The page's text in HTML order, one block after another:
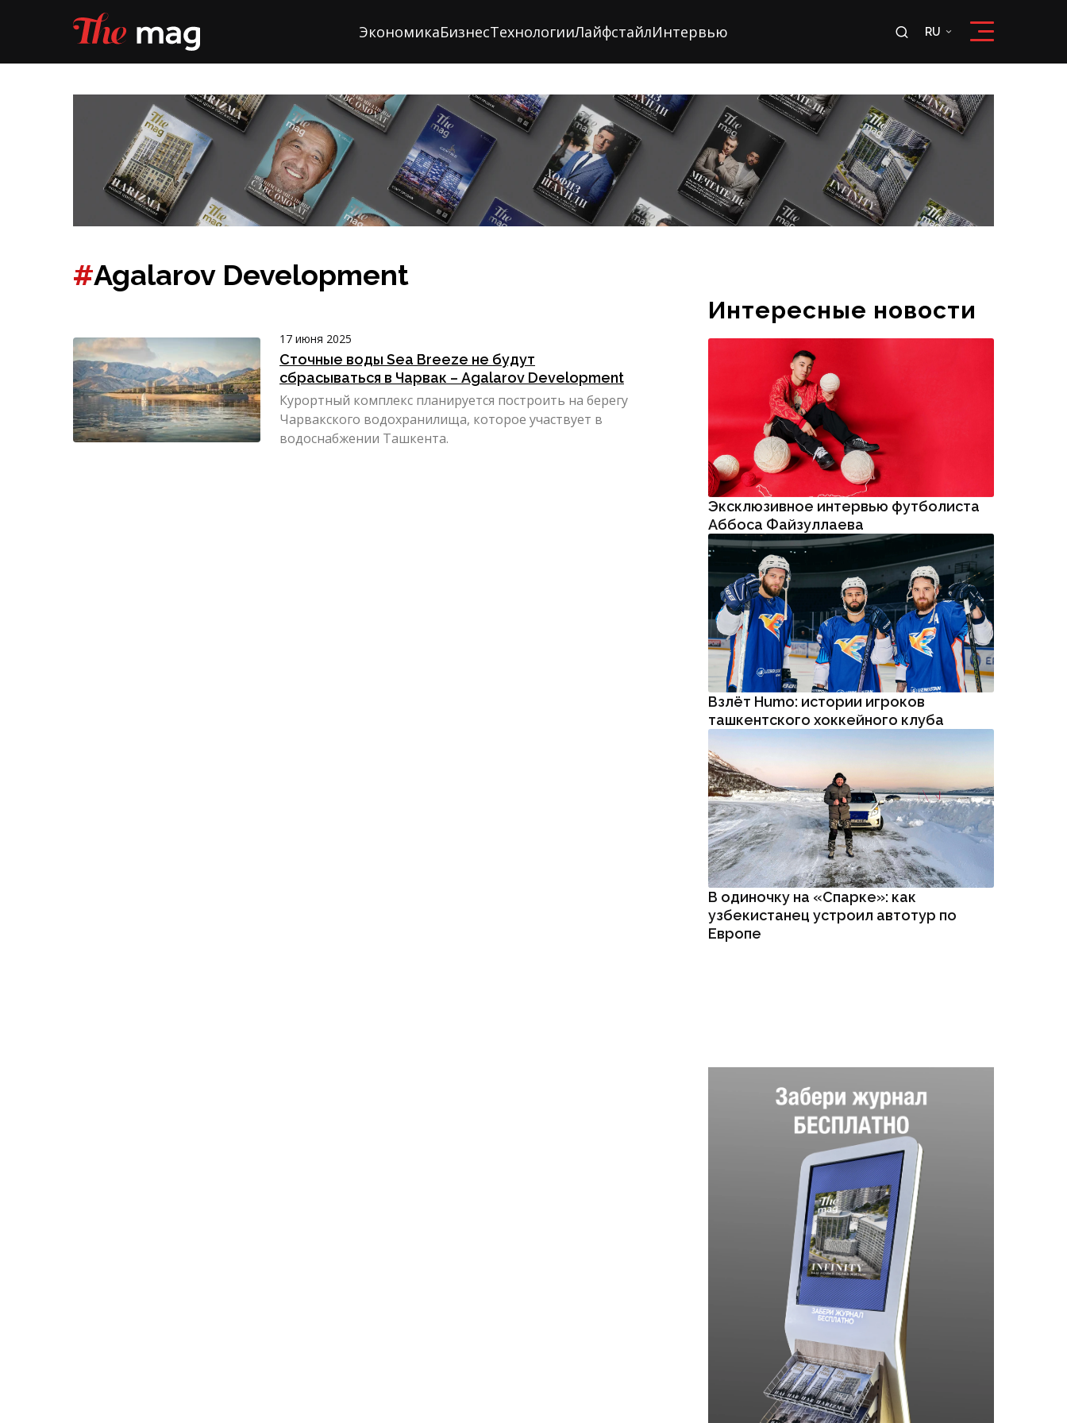
ЭкономикаБизнесТехнологииЛайфстайлИнтервью RU
#Agalarov Development
17 июня 2025
Сточные воды Sea Breeze не будут
сбрасываться в Чарвак – Agalarov Development
Курортный комплекс планируется построить на берегу
Чарвакского водохранилища, которое участвует в
водоснабжении Ташкента.
Интересные новости
Эксклюзивное интервью футболиста
Аббоса Файзуллаева
Взлёт Humo: истории игроков
ташкентского хоккейного клуба
В одиночку на «Спарке»: как
узбекистанец устроил автотур по
Европе